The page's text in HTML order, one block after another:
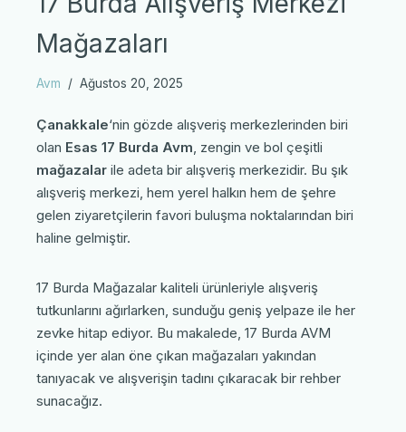
Mağazaları
Avm Ağustos 20, 2025
Çanakkale‘nin gözde alışveriş merkezlerinden biri
olan Esas 17 Burda Avm, zengin ve bol çeşitli
mağazalar ile adeta bir alışveriş merkezidir. Bu şık
alışveriş merkezi, hem yerel halkın hem de şehre
gelen ziyaretçilerin favori buluşma noktalarından biri
haline gelmiştir.
17 Burda Mağazalar kaliteli ürünleriyle alışveriş
tutkunlarını ağırlarken, sunduğu geniş yelpaze ile her
zevke hitap ediyor. Bu makalede, 17 Burda AVM
içinde yer alan öne çıkan mağazaları yakından
tanıyacak ve alışverişin tadını çıkaracak bir rehber
sunacağız.